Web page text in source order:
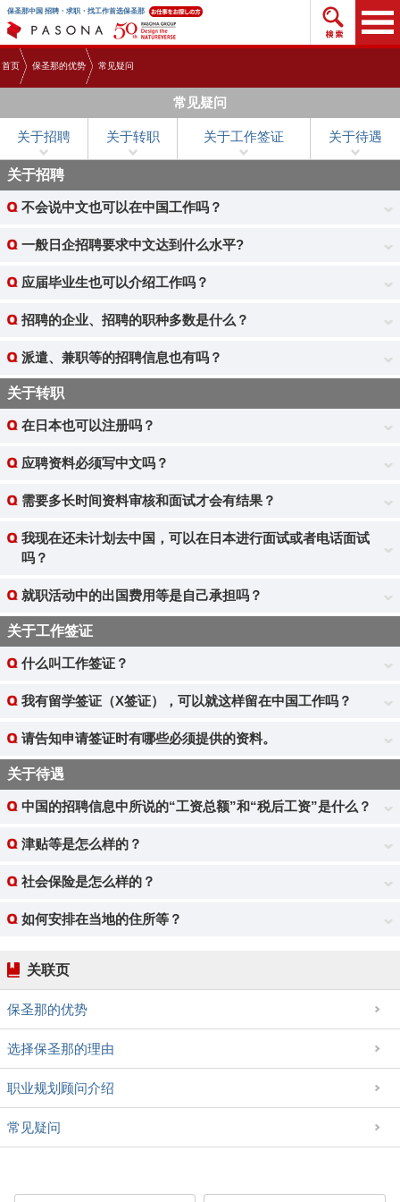
保圣那中国 招聘・求职・找工作首选保圣那 搜索
首页 保圣那的优势 常见疑问
常见疑问
关于招聘 关于转职 关于工作签证 关于待遇
关于招聘
不会说中文也可以在中国工作吗？
一般日企招聘要求中文达到什么水平?
应届毕业生也可以介绍工作吗？
招聘的企业、招聘的职种多数是什么？
派遣、兼职等的招聘信息也有吗？
关于转职
在日本也可以注册吗？
应聘资料必须写中文吗？
需要多长时间资料审核和面试才会有结果？
我现在还未计划去中国，可以在日本进行面试或者电话面试
吗？
就职活动中的出国费用等是自己承担吗？
关于工作签证
什么叫工作签证？
我有留学签证（X签证），可以就这样留在中国工作吗？
请告知申请签证时有哪些必须提供的资料。
关于待遇
中国的招聘信息中所说的“工资总额”和“税后工资”是什么？
津贴等是怎么样的？
社会保险是怎么样的？
如何安排在当地的住所等？
关联页
保圣那的优势
选择保圣那的理由
职业规划顾问介绍
常见疑问